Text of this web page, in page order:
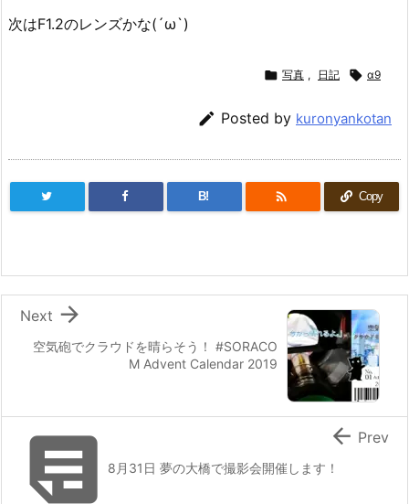
次はF1.2のレンズかな(´ω`)
 写真 , 日記  α9
 Posted by kuronyankotan
B!  Copy
空気砲でクラウドを晴らそう！ #SORACO
M Advent Calendar 2019

Next
8月31日 夢の大橋で撮影会開催します！
 Prev